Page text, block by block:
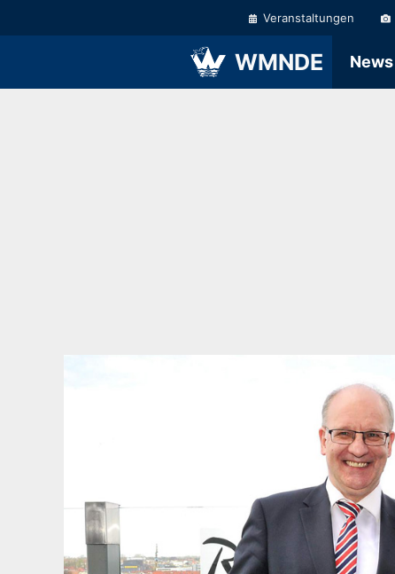
Inhalt
Veranstaltungen
WMNDE News